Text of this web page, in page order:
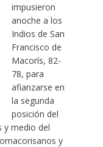
impusieron
anoche a los
Indios de San
Francisco de
Macorís, 82-
78, para
afianzarse en
la segunda
posición del
y medio del
y